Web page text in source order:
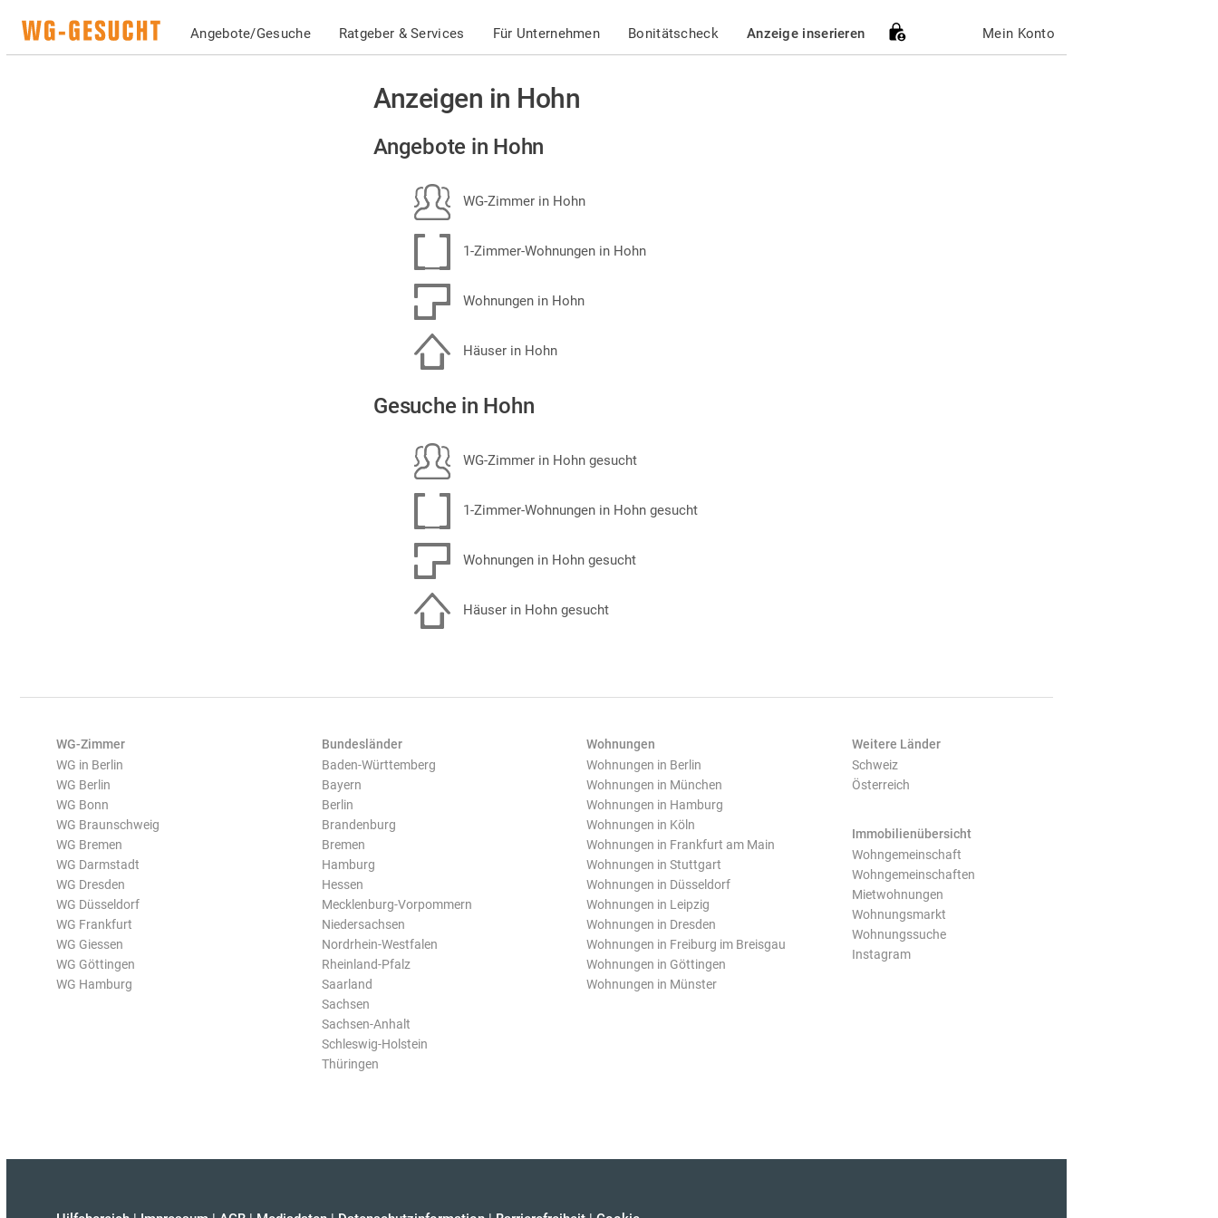
Angebote/Gesuche Ratgeber & Services Für Unternehmen Bonitätscheck Anzeige inserieren Mein Konto
Anzeigen in Hohn
Angebote in Hohn
WG-Zimmer in Hohn
1-Zimmer-Wohnungen in Hohn
Wohnungen in Hohn
Häuser in Hohn
Gesuche in Hohn
WG-Zimmer in Hohn gesucht
1-Zimmer-Wohnungen in Hohn gesucht
Wohnungen in Hohn gesucht
Häuser in Hohn gesucht
WG-Zimmer
WG in Berlin
WG Berlin
WG Bonn
WG Braunschweig
WG Bremen
WG Darmstadt
WG Dresden
WG Düsseldorf
WG Frankfurt
WG Giessen
WG Göttingen
WG Hamburg
Bundesländer
Baden-Württemberg
Bayern
Berlin
Brandenburg
Bremen
Hamburg
Hessen
Mecklenburg-Vorpommern
Niedersachsen
Nordrhein-Westfalen
Rheinland-Pfalz
Saarland
Sachsen
Sachsen-Anhalt
Schleswig-Holstein
Thüringen
Wohnungen
Wohnungen in Berlin
Wohnungen in München
Wohnungen in Hamburg
Wohnungen in Köln
Wohnungen in Frankfurt am Main
Wohnungen in Stuttgart
Wohnungen in Düsseldorf
Wohnungen in Leipzig
Wohnungen in Dresden
Wohnungen in Freiburg im Breisgau
Wohnungen in Göttingen
Wohnungen in Münster
Weitere Länder
Schweiz
Österreich
Immobilienübersicht
Wohngemeinschaft
Wohngemeinschaften
Mietwohnungen
Wohnungsmarkt
Wohnungssuche
Instagram